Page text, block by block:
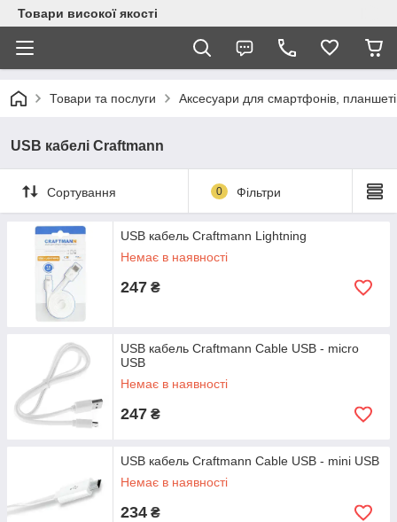
Товари високої якості
Товари та послуги Аксесуари для смартфонів,
USB кабелі Craftmann
Сортування 0 Фільтри
USB кабель Craftmann Lightning
Немає в наявності
247 ₴
USB кабель Craftmann Cable USB - micro
USB
Немає в наявності
247 ₴
USB кабель Craftmann Cable USB - mini USB
Немає в наявності
234 ₴